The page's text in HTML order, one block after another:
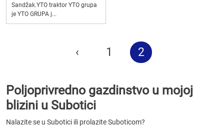
Sandžak.YTO traktor YTO grupa
je YTO GRUPA j...
‹ 1 2
Poljoprivredno gazdinstvo u mojoj
blizini u Subotici
Nalazite se u Subotici ili prolazite Suboticom?